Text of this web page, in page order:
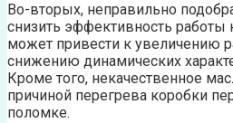
Во-вторых, неправильно
снизить эффективность работы
может привести к увеличению
снижению динамических
Кроме того, некачественное
причиной перегрева коробки
поломке.